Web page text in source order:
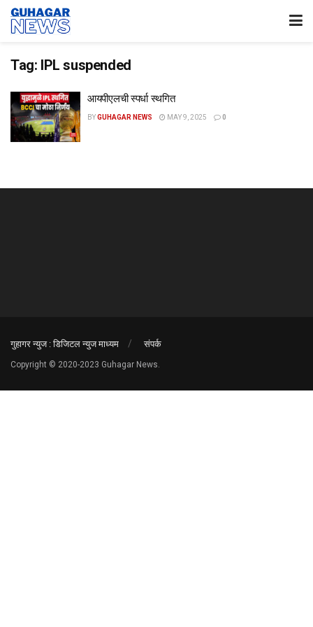
Tag: IPL suspended
आयपीएलची स्पर्धा स्थगित
BYGUHAGAR NEWS MAY 9, 2025 0
गुहागर न्युज : डिजिटल न्युज माध्यम संपर्क
Copyright © 2020-2023 Guhagar News.